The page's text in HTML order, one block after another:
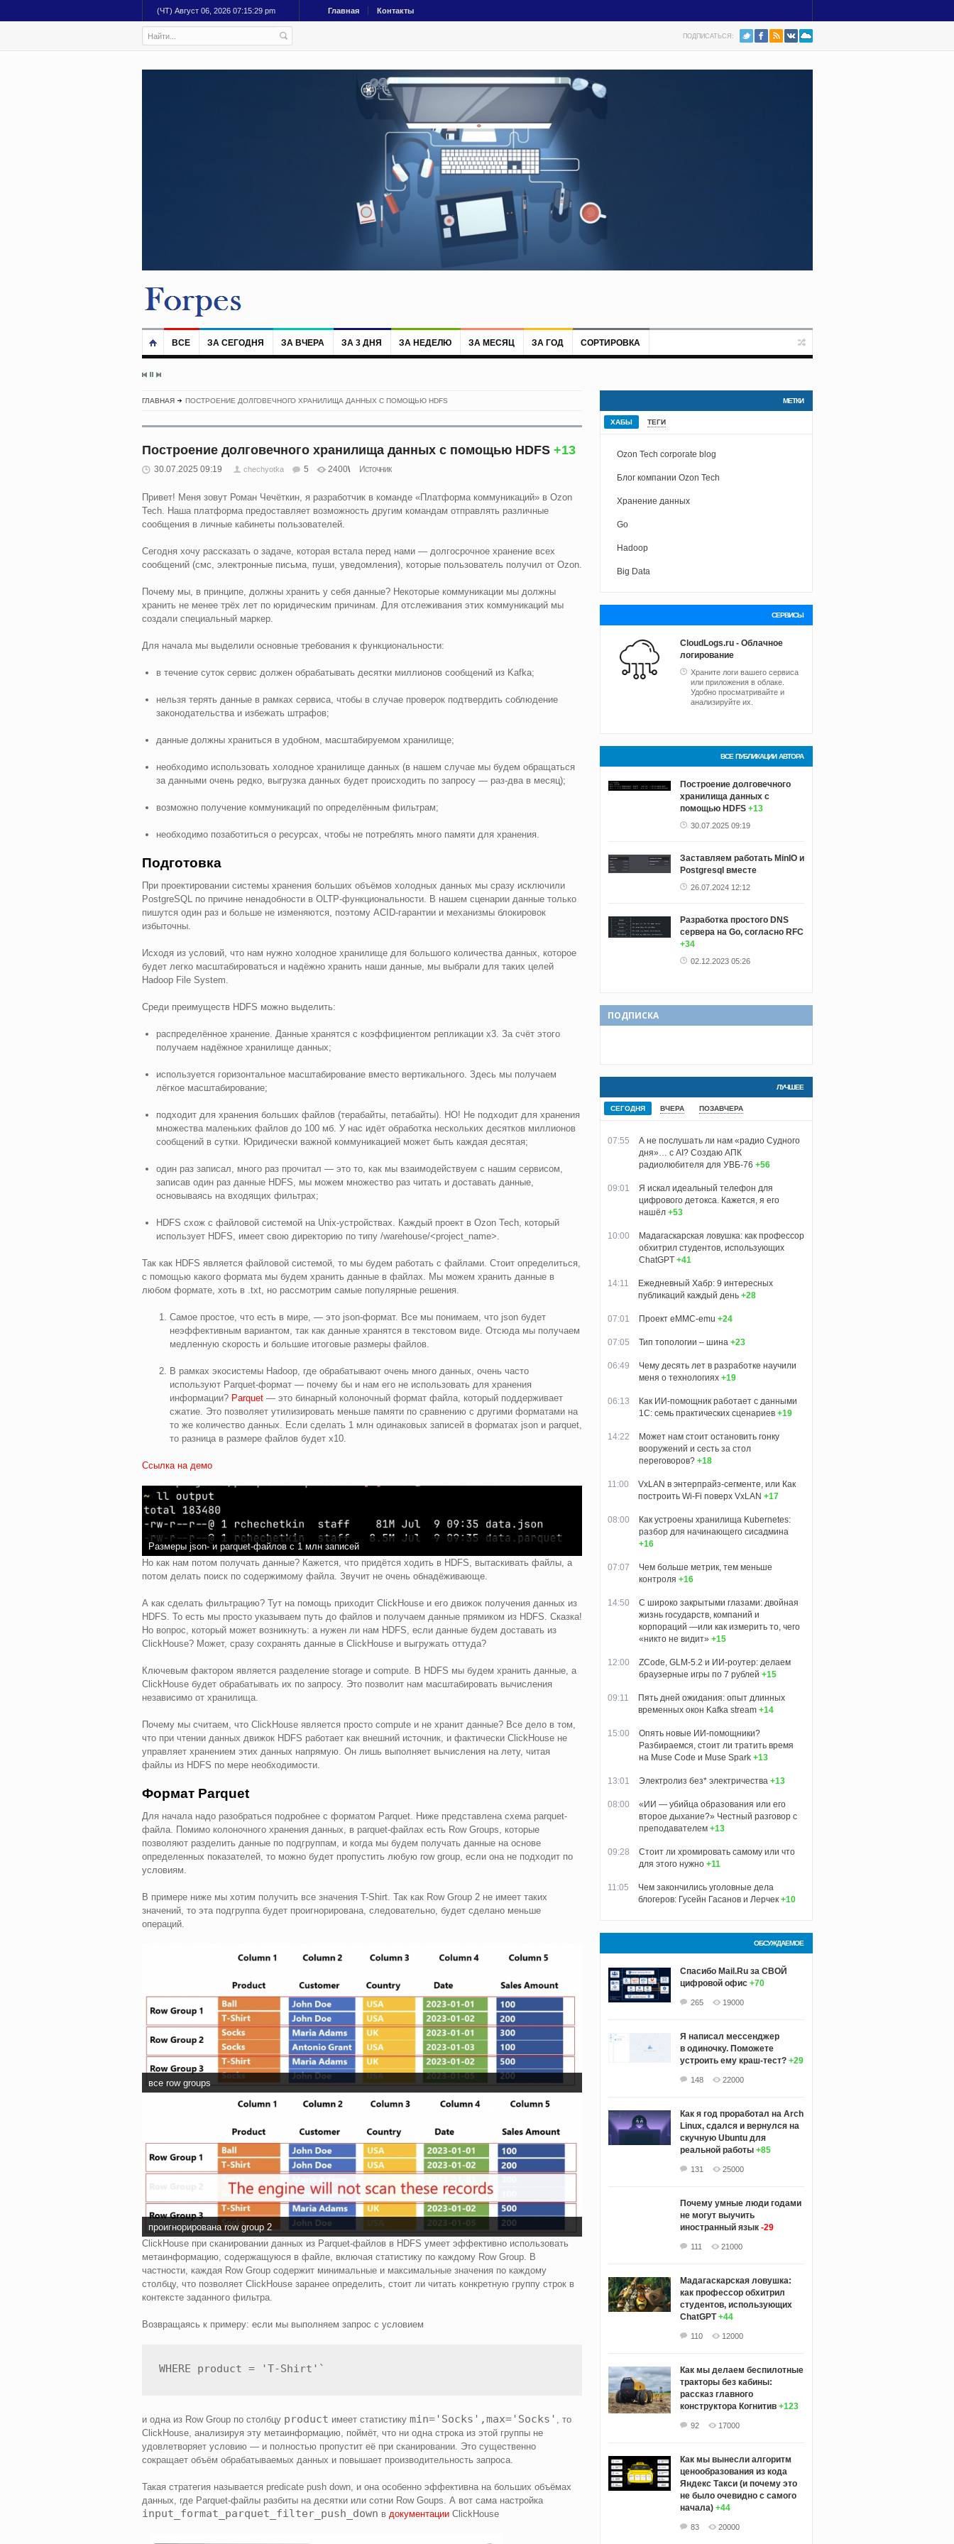
(ЧТ) Август 06, 2026 07:15:30 pm Главная Контакты
ПОДПИСАТЬСЯ:
ВСЕ ЗА СЕГОДНЯ ЗА ВЧЕРА ЗА 3 ДНЯ ЗА НЕДЕЛЮ ЗА МЕСЯЦ ЗА ГОД СОРТИРОВКА
ГЛАВНАЯ ПОСТРОЕНИЕ ДОЛГОВЕЧНОГО ХРАНИЛИЩА ДАННЫХ С ПОМОЩЬЮ HDFS
Построение долговечного хранилища данных с помощью HDFS +13
30.07.2025 09:19 chechyotka 5 2400 Источник
Привет! Меня зовут Роман Чечёткин, я разработчик в команде «Платформа коммуникаций» в Ozon
Tech. Наша платформа предоставляет возможность другим командам отправлять различные
сообщения в личные кабинеты пользователей.
Сегодня хочу рассказать о задаче, которая встала перед нами — долгосрочное хранение всех
сообщений (смс, электронные письма, пуши, уведомления), которые пользователь получил от Ozon.
Почему мы, в принципе, должны хранить у себя данные? Некоторые коммуникации мы должны
хранить не менее трёх лет по юридическим причинам. Для отслеживания этих коммуникаций мы
создали специальный маркер.
Для начала мы выделили основные требования к функциональности:
в течение суток сервис должен обрабатывать десятки миллионов сообщений из Kafka;
нельзя терять данные в рамках сервиса, чтобы в случае проверок подтвердить соблюдение
законодательства и избежать штрафов;
данные должны храниться в удобном, масштабируемом хранилище;
необходимо использовать холодное хранилище данных (в нашем случае мы будем обращаться
за данными очень редко, выгрузка данных будет происходить по запросу — раз-два в месяц);
возможно получение коммуникаций по определённым фильтрам;
необходимо позаботиться о ресурсах, чтобы не потреблять много памяти для хранения.
Подготовка
При проектировании системы хранения больших объёмов холодных данных мы сразу исключили
PostgreSQL по причине ненадобности в OLTP-функциональности. В нашем сценарии данные только
пишутся один раз и больше не изменяются, поэтому ACID-гарантии и механизмы блокировок
избыточны.
Исходя из условий, что нам нужно холодное хранилище для большого количества данных, которое
будет легко масштабироваться и надёжно хранить наши данные, мы выбрали для таких целей
Hadoop File System.
Среди преимуществ HDFS можно выделить:
распределённое хранение. Данные хранятся с коэффициентом репликации х3. За счёт этого
получаем надёжное хранилище данных;
используется горизонтальное масштабирование вместо вертикального. Здесь мы получаем
лёгкое масштабирование;
подходит для хранения больших файлов (терабайты, петабайты). НО! Не подходит для хранения
множества маленьких файлов до 100 мб. У нас идёт обработка нескольких десятков миллионов
сообщений в сутки. Юридически важной коммуникацией может быть каждая десятая;
один раз записал, много раз прочитал — это то, как мы взаимодействуем с нашим сервисом,
записав один раз данные HDFS, мы можем множество раз читать и доставать данные,
основываясь на входящих фильтрах;
HDFS схож с файловой системой на Unix-устройствах. Каждый проект в Ozon Tech, который
использует HDFS, имеет свою директорию по типу /warehouse/<project_name>.
Так как HDFS является файловой системой, то мы будем работать с файлами. Стоит определиться,
с помощью какого формата мы будем хранить данные в файлах. Мы можем хранить данные в
любом формате, хоть в .txt, но рассмотрим самые популярные решения.
Самое простое, что есть в мире, — это json-формат. Все мы понимаем, что json будет
неэффективным вариантом, так как данные хранятся в текстовом виде. Отсюда мы получаем
медленную скорость и большие итоговые размеры файлов.
В рамках экосистемы Hadoop, где обрабатывают очень много данных, очень часто
используют Parquet-формат — почему бы и нам его не использовать для хранения
информации? Parquet— это бинарный колоночный формат файла, который поддерживает
сжатие. Это позволяет утилизировать меньше памяти по сравнению с другими форматами на
то же количество данных. Если сделать 1 млн одинаковых записей в форматах json и parquet,
то разница в размере файлов будет х10.
Ссылка на демо
Размеры json- и parquet-файлов с 1 млн записей
Но как нам потом получать данные? Кажется, что придётся ходить в HDFS, вытаскивать файлы, а
потом делать поиск по содержимому файла. Звучит не очень обнадёживающе.
А как сделать фильтрацию? Тут на помощь приходит ClickHouse и его движок получения данных из
HDFS. То есть мы просто указываем путь до файлов и получаем данные прямиком из HDFS. Сказка!
Но вопрос, который может возникнуть: а нужен ли нам HDFS, если данные будем доставать из
ClickHouse? Может, сразу сохранять данные в ClickHouse и выгружать оттуда?
Ключевым фактором является разделение storage и compute. В HDFS мы будем хранить данные, а
ClickHouse будет обрабатывать их по запросу. Это позволит нам масштабировать вычисления
независимо от хранилища.
Почему мы считаем, что ClickHouse является просто compute и не хранит данные? Все дело в том,
что при чтении данных движок HDFS работает как внешний источник, и фактически ClickHouse не
управляет хранением этих данных напрямую. Он лишь выполняет вычисления на лету, читая
файлы из HDFS по мере необходимости.
Формат Parquet
Для начала надо разобраться подробнее с форматом Parquet. Ниже представлена схема parquet-
файла. Помимо колоночного хранения данных, в parquet-файлах есть Row Groups, которые
позволяют разделить данные по подгруппам, и когда мы будем получать данные на основе
определенных показателей, то можно будет пропустить любую row group, если она не подходит по
условиям.
В примере ниже мы хотим получить все значения T-Shirt. Так как Row Group 2 не имеет таких
значений, то эта подгруппа будет проигнорирована, следовательно, будет сделано меньше
операций.
все row groups
проигнорирована row group 2
ClickHouse при сканировании данных из Parquet-файлов в HDFS умеет эффективно использовать
метаинформацию, содержащуюся в файле, включая статистику по каждому Row Group. В
частности, каждая Row Group содержит минимальные и максимальные значения по каждому
столбцу, что позволяет ClickHouse заранее определить, стоит ли читать конкретную группу строк в
контексте заданного фильтра.
Возвращаясь к примеру: если мы выполняем запрос с условием
и одна из Row Group по столбцу product имеет статистику min='Socks',max='Socks' , то
ClickHouse, анализируя эту метаинформацию, поймёт, что ни одна строка из этой группы не
удовлетворяет условию — и полностью пропустит её при сканировании. Это существенно
сокращает объём обрабатываемых данных и повышает производительность запроса.
Такая стратегия называется predicate push down, и она особенно эффективна на больших объёмах
данных, где Parquet-файлы разбиты на десятки или сотни Row Goups. А вот сама настройка
input_format_parquet_filter_push_down в документацииClickHouse
МЕТКИ
ХАБЫ ТЕГИ
Ozon Tech corporate blog
Блог компании Ozon Tech
Хранение данных
Go
Hadoop
Big Data
СЕРВИСЫ
CloudLogs.ru - Облачное
логирование
Храните логи вашего сервиса
или приложения в облаке.
Удобно просматривайте и
анализируйте их.
ВСЕ ПУБЛИКАЦИИ АВТОРА
Построение долговечного
хранилища данных с
помощью HDFS +13
30.07.2025 09:19
Заставляем работать MinIO и
Postgresql вместе
26.07.2024 12:12
Разработка простого DNS
сервера на Go, согласно RFC
+34
02.12.2023 05:26
ПОДПИСКА
ЛУЧШЕЕ
СЕГОДНЯ ВЧЕРА ПОЗАВЧЕРА
07:55
А не послушать ли нам «радио Судного
дня»… с AI? Создаю АПК
радиолюбителя для УВБ-76 +56
09:01
Я искал идеальный телефон для
цифрового детокса. Кажется, я его
нашёл +53
10:00
Мадагаскарская ловушка: как профессор
обхитрил студентов, использующих
ChatGPT +41
14:11
Ежедневный Хабр: 9 интересных
публикаций каждый день +28
07:01 Проект eMMC-emu +24
07:05 Тип топологии – шина +23
06:49
Чему десять лет в разработке научили
меня о технологиях +19
06:13
Как ИИ-помощник работает с данными
1С: семь практических сценариев +19
14:22
Может нам стоит остановить гонку
вооружений и сесть за стол
переговоров? +18
11:00
VxLAN в энтерпрайз-сегменте, или Как
построить Wi-Fi поверх VxLAN +17
08:00
Как устроены хранилища Kubernetes:
разбор для начинающего сисадмина
+16
07:07
Чем больше метрик, тем меньше
контроля +16
14:50
С широко закрытыми глазами: двойная
жизнь государств, компаний и
корпораций —или как измерить то, чего
«никто не видит» +15
12:00
ZCode, GLM-5.2 и ИИ-роутер: делаем
браузерные игры по 7 рублей +15
09:11
Пять дней ожидания: опыт длинных
временных окон Kafka stream +14
15:00
Опять новые ИИ-помощники?
Разбираемся, стоит ли тратить время
на Muse Code и Muse Spark +13
13:01 Электролиз без* электричества +13
08:00
«ИИ — убийца образования или его
второе дыхание?» Честный разговор с
преподавателем +13
09:28
Стоит ли хромировать самому или что
для этого нужно +11
11:05
Чем закончились уголовные дела
блогеров: Гусейн Гасанов и Лерчек +10
ОБСУЖДАЕМОЕ
Спасибо Mail.Ru за СВОЙ
цифровой офис +70
265 19000
Я написал мессенджер
в одиночку. Поможете
устроить ему краш‑тест? +29
148 22000
Как я год проработал на Arch
Linux, сдался и вернулся на
скучную Ubuntu для
реальной работы +85
131 25000
Почему умные люди годами
не могут выучить
иностранный язык -29
111 21000
Мадагаскарская ловушка:
как профессор обхитрил
студентов, использующих
ChatGPT +44
110 12000
Как мы делаем беспилотные
тракторы без кабины:
рассказ главного
конструктора Когнитив +123
92 17000
Как мы вынесли алгоритм
ценообразования из кода
Яндекс Такси (и почему это
не было очевидно с самого
начала) +44
83 20000